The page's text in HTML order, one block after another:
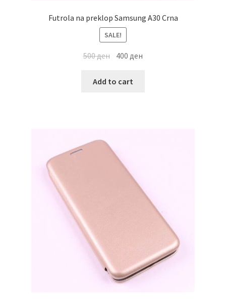
Futrola na preklop Samsung A30 Crna
SALE!
500ден 400 ден
Add to cart